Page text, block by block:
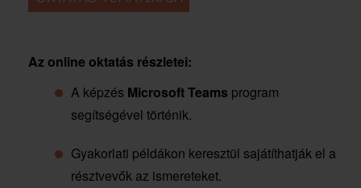
Az online oktatás részletei:
A képzés Microsoft Teams program
segítségével történik.
Gyakorlati példákon keresztül sajátíthatják el a
résztvevők az ismereteket.